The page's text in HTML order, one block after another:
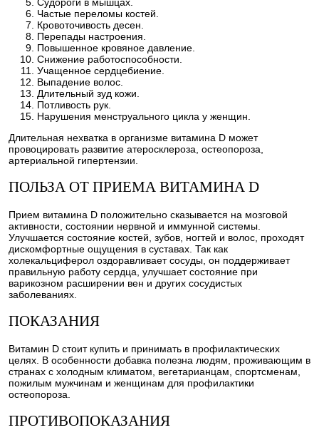
Частые переломы костей.
Кровоточивость десен.
Перепады настроения.
Повышенное кровяное давление.
Снижение работоспособности.
Учащенное сердцебиение.
Выпадение волос.
Длительный зуд кожи.
Потливость рук.
Нарушения менструального цикла у женщин.
Длительная нехватка в организме витамина D может
провоцировать развитие атеросклероза, остеопороза,
артериальной гипертензии.
ПОЛЬЗА ОТ ПРИЕМА ВИТАМИНА D
Прием витамина D положительно сказывается на мозговой
активности, состоянии нервной и иммунной системы.
Улучшается состояние костей, зубов, ногтей и волос, проходят
дискомфортные ощущения в суставах. Так как
холекальциферол оздоравливает сосуды, он поддерживает
правильную работу сердца, улучшает состояние при
варикозном расширении вен и других сосудистых
заболеваниях.
ПОКАЗАНИЯ
Витамин D стоит купить и принимать в профилактических
целях. В особенности добавка полезна людям, проживающим в
странах с холодным климатом, вегетарианцам, спортсменам,
пожилым мужчинам и женщинам для профилактики
остеопороза.
ПРОТИВОПОКАЗАНИЯ